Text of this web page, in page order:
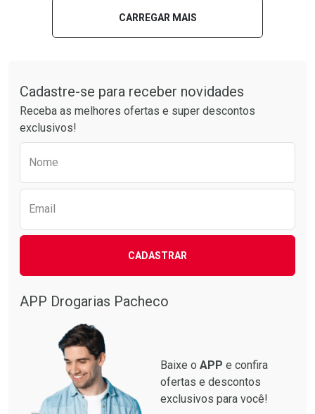
CARREGAR MAIS
Cadastre-se para receber novidades
Receba as melhores ofertas e super descontos
exclusivos!
Nome
Email
CADASTRAR
APP Drogarias Pacheco
Baixe o APP e confira
ofertas e descontos
exclusivos para você!